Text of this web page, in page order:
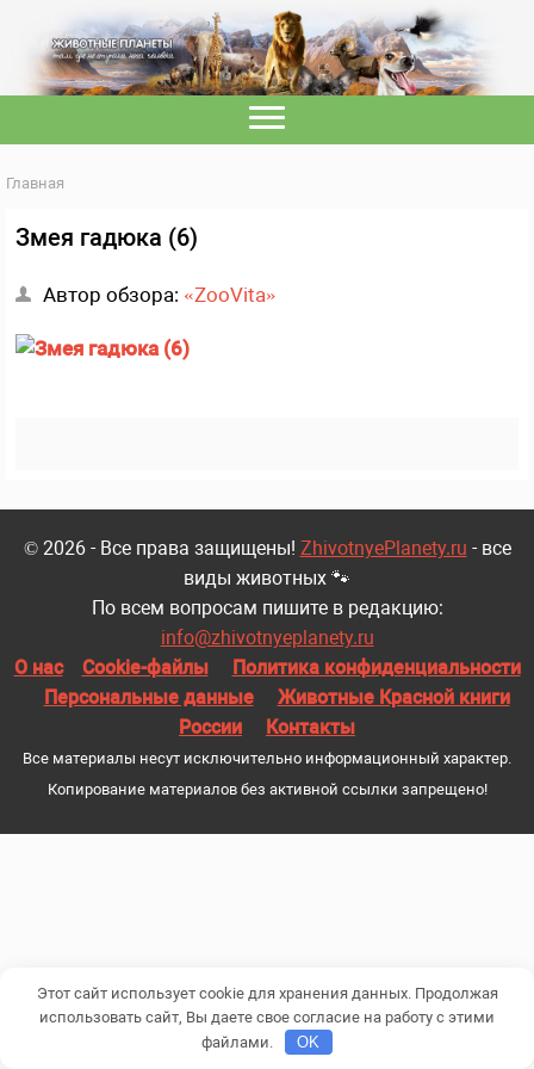
Главная
Змея гадюка (6)
Автор обзора: «ZooVita»
© 2026 - Все права защищены! ZhivotnyePlanety.ru - все
виды животных 🐾
По всем вопросам пишите в редакцию:
info@zhivotnyeplanety.ru
О нас
Cookie-файлы
Политика конфиденциальности
Персональные данные
Животные Красной книги
России
Контакты
Все материалы несут исключительно информационный характер.
Копирование материалов без активной ссылки запрещено!
Этот сайт использует cookie для хранения данных. Продолжая
использовать сайт, Вы даете свое согласие на работу с этими
файлами.
OK